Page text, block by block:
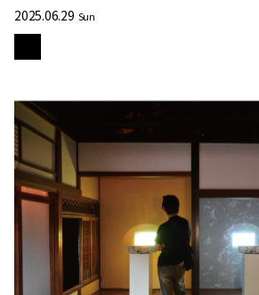
2025.06.29 Sun